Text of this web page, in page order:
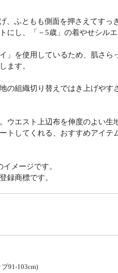
、ふともも側面を押さえてすっ
にし、「－5歳」の着やせシルエ
」を使用しているため、肌さら
ます。
の組織切り替えではき上げやす
ウエスト上辺布を伸度のよい生
トしてくれる、おすすめアイテ
メージです。
録商標です。
91-103cm)